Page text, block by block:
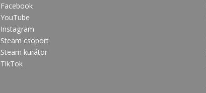
Facebook
YouTube
Instagram
Steam csoport
Steam kurátor
TikTok